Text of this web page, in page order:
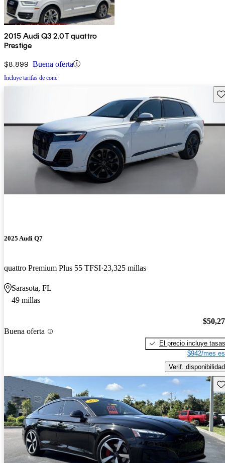
2015 Audi Q3 2.0T quattro
Prestige
$8,899 Buena oferta
Incluye tarifas de conc.
2025 Audi Q7
quattro Premium Plus 55 TFSI 23,325 millas
Sarasota, FL
49 millas
Buena oferta
El precio incluye tasas
$942/mes
Verif. disponibilidad